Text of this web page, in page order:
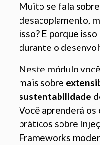
Muito se fala
desacoplamento,
isso? E porque
durante o
Neste módulo
mais sobre
sustentabilidade
Você aprenderá
práticos sobre
Frameworks